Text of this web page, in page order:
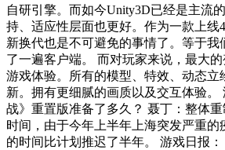
自研引擎。而如今Unity3D已经是主流
持、适应性层面也更好。作为一款上线
新换代也是不可避免的事情了。等于我
了一遍客户端。 而对玩家来说，最大
游戏体验。所有的模型、特效、动态立
新。拥有更细腻的画质以及交互体验。
战》重置版准备了多久？ 聂丁：整体
时间，由于今年上半年上海突发严重的
的时间比计划推迟了半年。 游戏日报